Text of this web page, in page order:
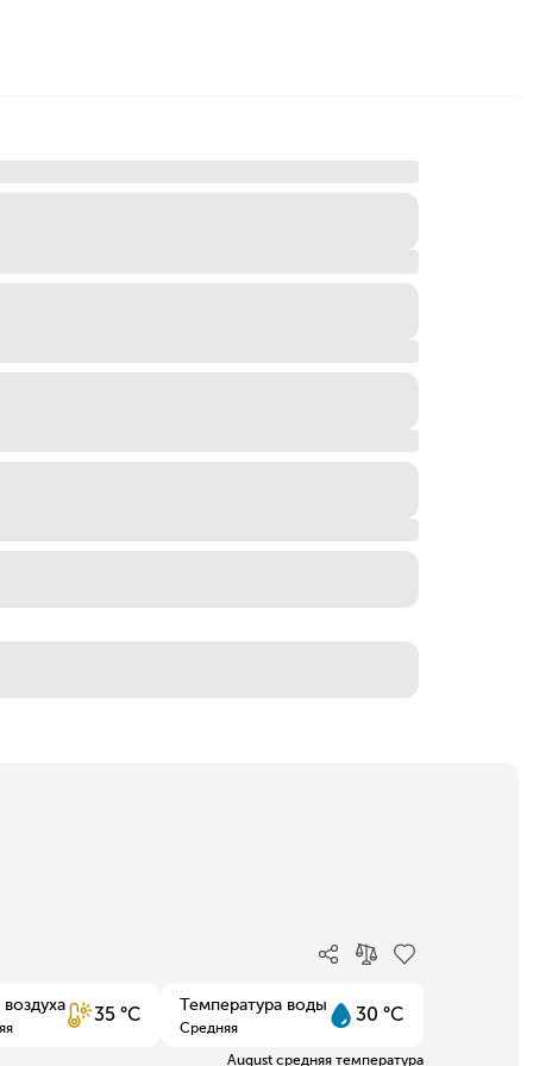
35 °C Температура воды
Средняя
30 °C
August средняя температура